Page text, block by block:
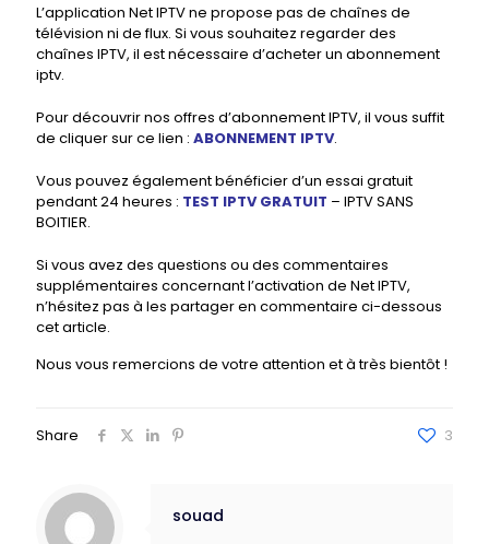
L’application Net IPTV ne propose pas de chaînes de
télévision ni de flux. Si vous souhaitez regarder des
chaînes IPTV, il est nécessaire d’acheter un abonnement
iptv.
Pour découvrir nos offres d’abonnement IPTV, il vous suffit
de cliquer sur ce lien : ABONNEMENT IPTV.
Vous pouvez également bénéficier d’un essai gratuit
pendant 24 heures : TEST IPTV GRATUIT – IPTV SANS
BOITIER.
Si vous avez des questions ou des commentaires
supplémentaires concernant l’activation de Net IPTV,
n’hésitez pas à les partager en commentaire ci-dessous
cet article.
Nous vous remercions de votre attention et à très bientôt !
Share 3
souad